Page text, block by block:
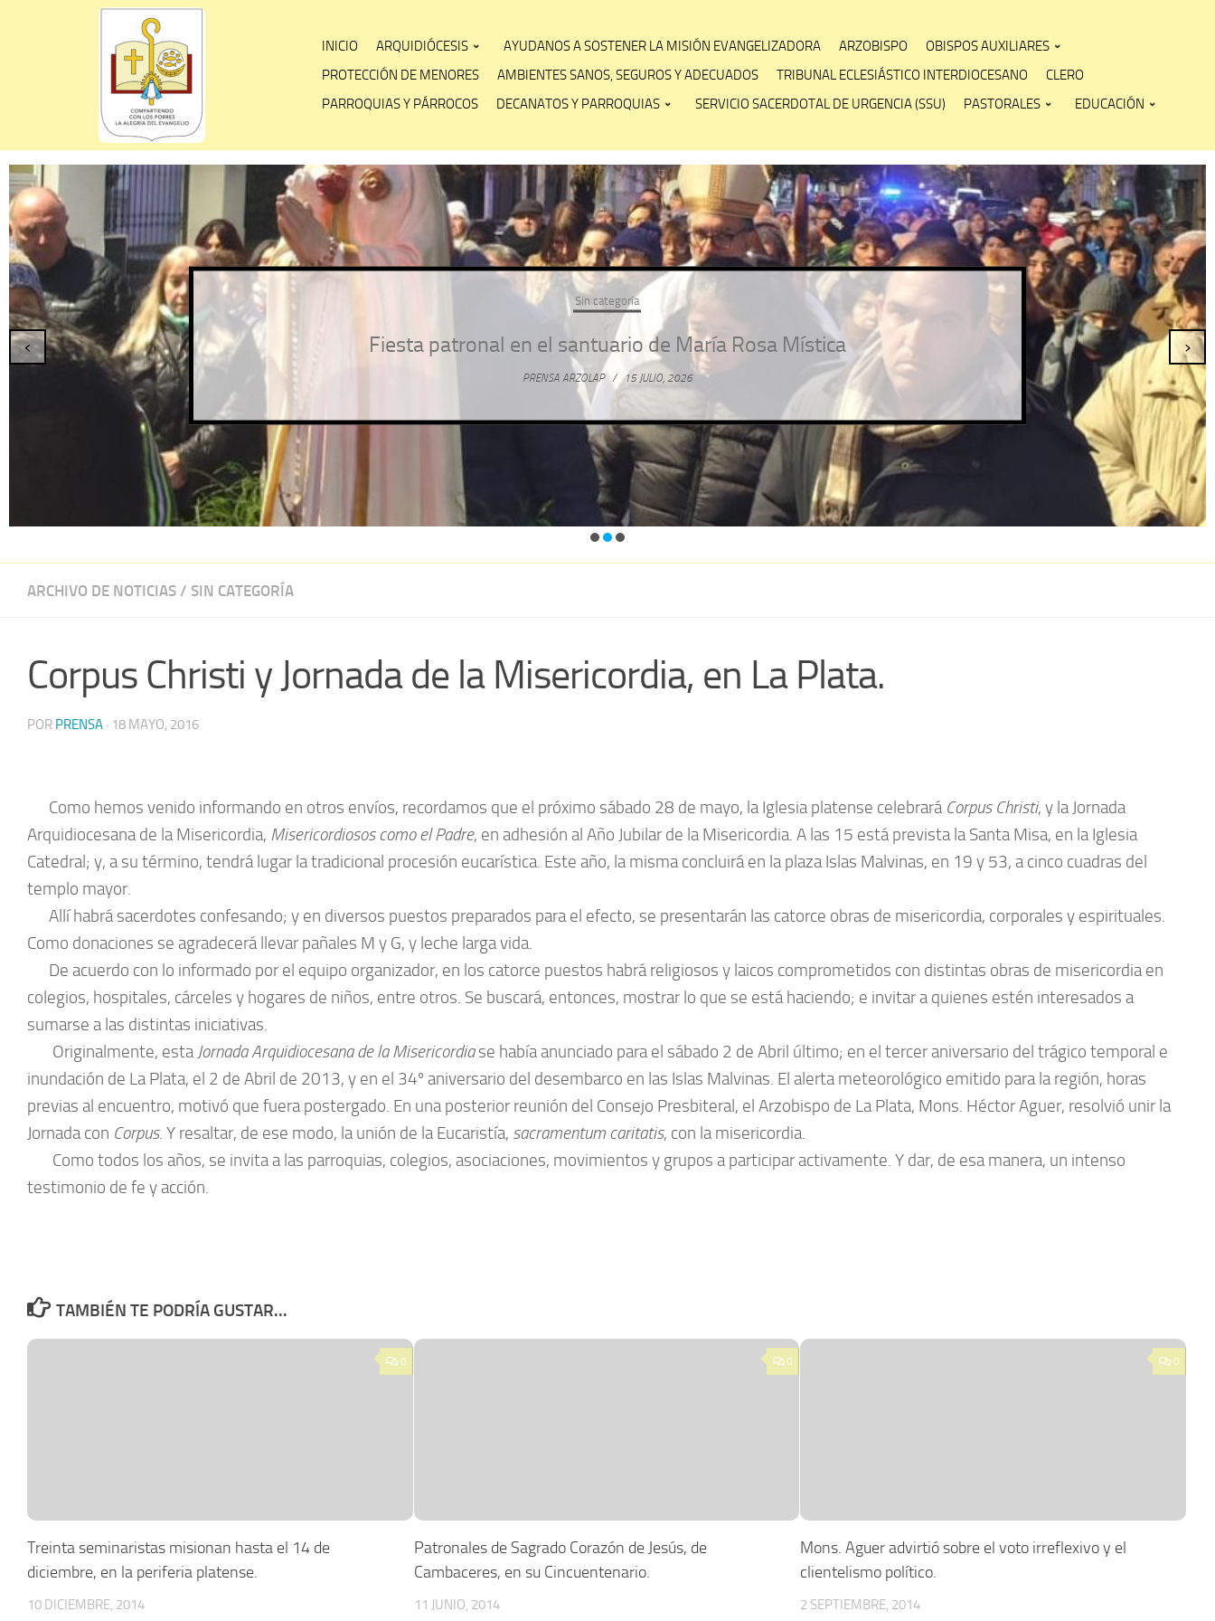
INICIO ARQUIDIÓCESIS AYUDANOS A SOSTENER LA MISIÓN EVANGELIZADORA ARZOBISPO
OBISPOS AUXILIARES
PROTECCIÓN DE MENORES
AMBIENTES SANOS, SEGUROS Y ADECUADOS TRIBUNAL ECLESIÁSTICO INTERDIOCESANO
CLERO
PARROQUIAS Y PÁRROCOS
DECANATOS Y PARROQUIAS SERVICIO SACERDOTAL DE URGENCIA (SSU) PASTORALES EDUCACIÓN
Sin categoría
Fiesta patronal en el santuario de María Rosa Mística
PRENSA ARZOLAP / 15 JULIO, 2026
‹ ›
ARCHIVO DE NOTICIAS / SIN CATEGORÍA
Corpus Christi y Jornada de la Misericordia, en La Plata.
POR PRENSA · 18 MAYO, 2016
Como hemos venido informando en otros envíos, recordamos que el próximo sábado 28 de mayo, la Iglesia platense celebrará Corpus Christi, y la Jornada
Arquidiocesana de la Misericordia, Misericordiosos como el Padre, en adhesión al Año Jubilar de la Misericordia. A las 15 está prevista la Santa Misa, en la Iglesia
Catedral; y, a su término, tendrá lugar la tradicional procesión eucarística. Este año, la misma concluirá en la plaza Islas Malvinas, en 19 y 53, a cinco cuadras del
templo mayor.
Allí habrá sacerdotes confesando; y en diversos puestos preparados para el efecto, se presentarán las catorce obras de misericordia, corporales y espirituales.
Como donaciones se agradecerá llevar pañales M y G, y leche larga vida.
De acuerdo con lo informado por el equipo organizador, en los catorce puestos habrá religiosos y laicos comprometidos con distintas obras de misericordia en
colegios, hospitales, cárceles y hogares de niños, entre otros. Se buscará, entonces, mostrar lo que se está haciendo; e invitar a quienes estén interesados a
sumarse a las distintas iniciativas.
Originalmente, estaJornada Arquidiocesana de la Misericordiase había anunciado para el sábado 2 de Abril último; en el tercer aniversario del trágico temporal e
inundación de La Plata, el 2 de Abril de 2013, y en el 34º aniversario del desembarco en las Islas Malvinas. El alerta meteorológico emitido para la región, horas
previas al encuentro, motivó que fuera postergado. En una posterior reunión del Consejo Presbiteral, el Arzobispo de La Plata, Mons. Héctor Aguer, resolvió unir la
Jornada con Corpus. Y resaltar, de ese modo, la unión de la Eucaristía, sacramentum caritatis, con la misericordia.
Como todos los años, se invita a las parroquias, colegios, asociaciones, movimientos y grupos a participar activamente. Y dar, de esa manera, un intenso
testimonio de fe y acción.
TAMBIÉN TE PODRÍA GUSTAR...
0
Treinta seminaristas misionan hasta el 14 de
diciembre, en la periferia platense.
10 DICIEMBRE, 2014
0
Patronales de Sagrado Corazón de Jesús, de
Cambaceres, en su Cincuentenario.
11 JUNIO, 2014
0
Mons. Aguer advirtió sobre el voto irreflexivo y el
clientelismo político.
2 SEPTIEMBRE, 2014